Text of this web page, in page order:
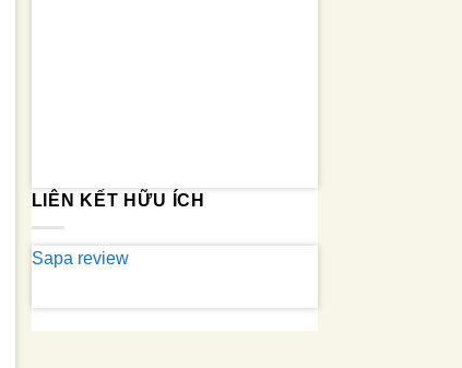
LIÊN KẾT HỮU ÍCH
Sapa review